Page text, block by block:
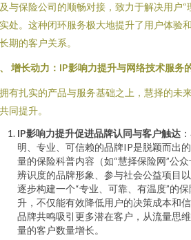
与保险公司的顺畅对接，致力于解决用户
处。这种闭环服务极大地提升了用户体验
期的客户关系。
增长动力：IP影响力提升与网络技术服务
有扎实的产品与服务基础之上，慧择的未
同提升。
IP影响力提升促进品牌认同与客户触达
明、专业、可信赖的品牌IP是脱颖而出
量的保险科普内容（如“慧择保险网”公
辨识度的品牌形象、参与社会公益项目
逐步构建一个“专业、可靠、有温度”的
升，不仅能有效降低用户的决策成本和
品牌共鸣吸引更多潜在客户，从流量思
量的客户数量增长。